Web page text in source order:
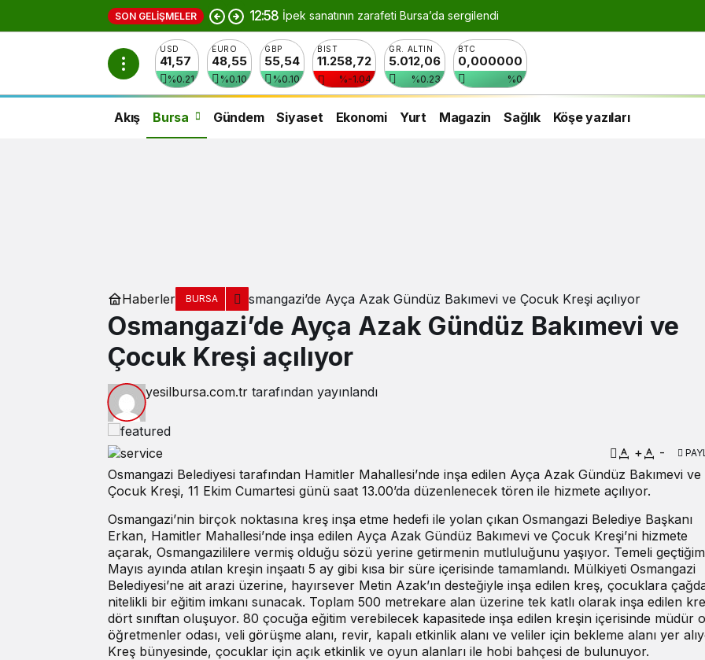
SON GELIŞMELER 12:58 İpek sanatının zarafeti Bursa’da sergilendi
USD
41,57
%0.21
EURO
48,55
%0.10
GBP
55,54
%0.10
BIST
11.258,72
%-1.04
GR. ALTIN
5.012,06
%0.23
BTC
0,000000
%0
Akış Bursa Gündem Siyaset Ekonomi Yurt Magazin Sağlık Köşe yazıları
Haberler BURSA Osmangazi’de Ayça Azak Gündüz Bakımevi ve Çocuk Kreşi açılıyor
Osmangazi’de Ayça Azak Gündüz Bakımevi ve
Çocuk Kreşi açılıyor
yesilbursa.com.tr tarafından yayınlandı
+ -
Osmangazi Belediyesi tarafından Hamitler Mahallesi’nde inşa edilen Ayça Azak Gündüz Bakımevi ve
Çocuk Kreşi, 11 Ekim Cumartesi günü saat 13.00’da düzenlenecek tören ile hizmete açılıyor.
Osmangazi’nin birçok noktasına kreş inşa etme hedefi ile yolan çıkan Osmangazi Belediye Başkanı
Erkan, Hamitler Mahallesi’nde inşa edilen Ayça Azak Gündüz Bakımevi ve Çocuk Kreşi’ni hizmete
açarak, Osmangazililere vermiş olduğu sözü yerine getirmenin mutluluğunu yaşıyor. Temeli
Mayıs ayında atılan kreşin inşaatı 5 ay gibi kısa bir süre içerisinde tamamlandı. Mülkiyeti Osmangazi
Belediyesi’ne ait arazi üzerine, hayırsever Metin Azak’ın desteğiyle inşa edilen kreş, çocuklara
nitelikli bir eğitim imkanı sunacak. Toplam 500 metrekare alan üzerine tek katlı olarak inşa edilen
dört sınıftan oluşuyor. 80 çocuğa eğitim verebilecek kapasitede inşa edilen kreşin içerisinde müdür
öğretmenler odası, veli görüşme alanı, revir, kapalı etkinlik alanı ve veliler için bekleme alanı yer
Kreş bünyesinde, çocuklar için açık etkinlik ve oyun alanları ile hobi bahçesi de bulunuyor.